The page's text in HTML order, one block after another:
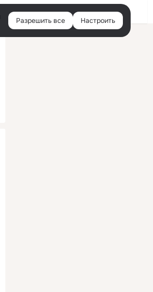
Войти
Разрешить все Настроить